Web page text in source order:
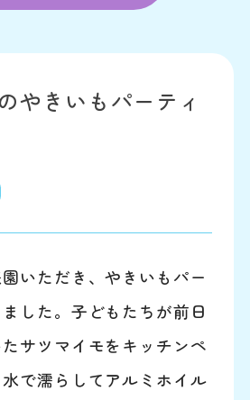
やきいもパーティ
いただき、やきいもパー
した。子どもたちが前日
サツマイモをキッチンペ
で濡らしてアルミホイル